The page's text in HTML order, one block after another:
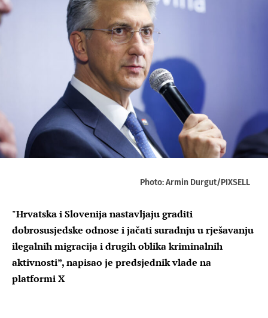
Photo: Armin Durgut/PIXSELL
"Hrvatska i Slovenija nastavljaju graditi
dobrosusjedske odnose i jačati suradnju u rješavanju
ilegalnih migracija i drugih oblika kriminalnih
aktivnosti”, napisao je predsjednik vlade na
platformi X